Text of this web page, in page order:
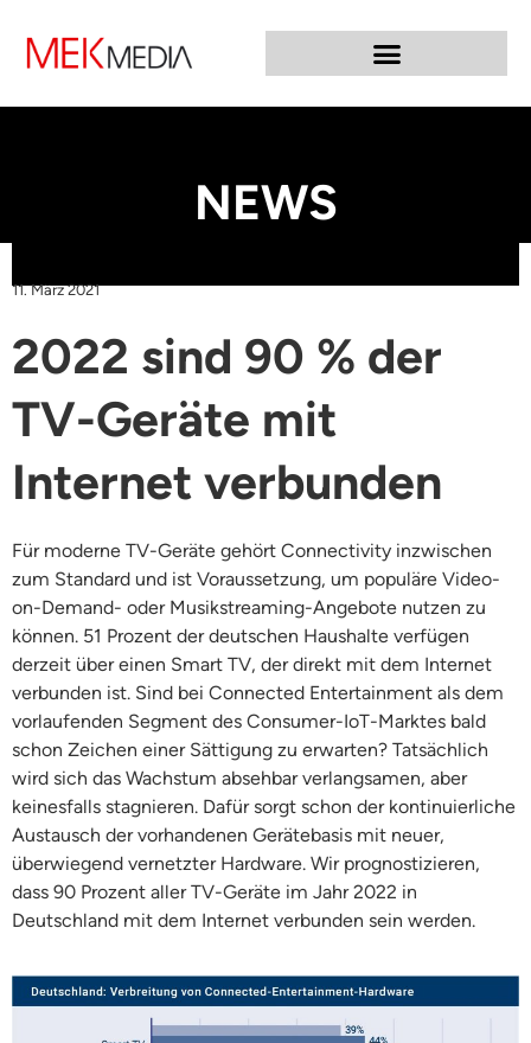
NEWS
11. März 2021
2022 sind 90 % der
TV-Geräte mit
Internet verbunden
Für moderne TV-Geräte gehört Connectivity inzwischen
zum Standard und ist Voraussetzung, um populäre Video-
on-Demand- oder Musikstreaming-Angebote nutzen zu
können. 51 Prozent der deutschen Haushalte verfügen
derzeit über einen Smart TV, der direkt mit dem Internet
verbunden ist. Sind bei Connected Entertainment als dem
vorlaufenden Segment des Consumer-IoT-Marktes bald
schon Zeichen einer Sättigung zu erwarten? Tatsächlich
wird sich das Wachstum absehbar verlangsamen, aber
keinesfalls stagnieren. Dafür sorgt schon der kontinuierliche
Austausch der vorhandenen Gerätebasis mit neuer,
überwiegend vernetzter Hardware. Wir prognostizieren,
dass 90 Prozent aller TV-Geräte im Jahr 2022 in
Deutschland mit dem Internet verbunden sein werden.